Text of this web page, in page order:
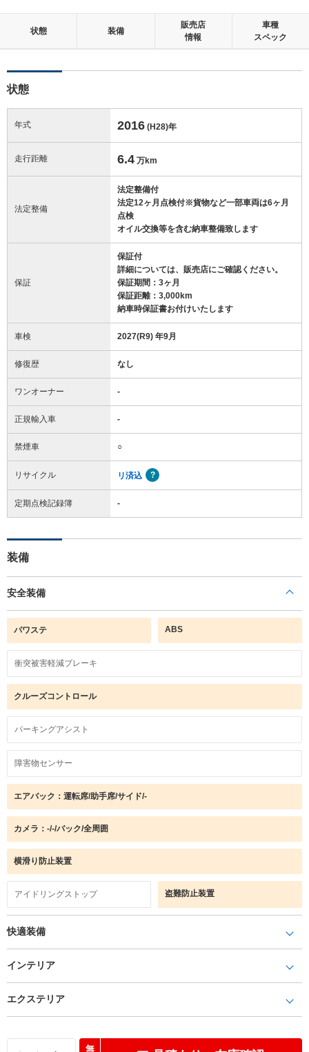
状態 装備
販売店
情報
車種
スペック
状態
年式 2016 (H28)年
走行距離 6.4 万km
法定整備
法定整備付
法定12ヶ月点検付※貨物など一部車両は6ヶ月
点検
オイル交換等を含む納車整備致します
保証
保証付
詳細については、販売店にご確認ください。
保証期間：3ヶ月
保証距離：3,000km
納車時保証書お付けいたします
車検 2027(R9) 年9月
修復歴 なし
ワンオーナー -
正規輸入車 -
禁煙車 ○
リサイクル リ済込
定期点検記録簿 -
装備
安全装備
パワステ ABS
衝突被害軽減ブレーキ
クルーズコントロール
パーキングアシスト
障害物センサー
エアバック：運転席/助手席/サイド/-
カメラ：-/-/バック/全周囲
横滑り防止装置
アイドリングストップ 盗難防止装置
快適装備
インテリア
エクステリア
無